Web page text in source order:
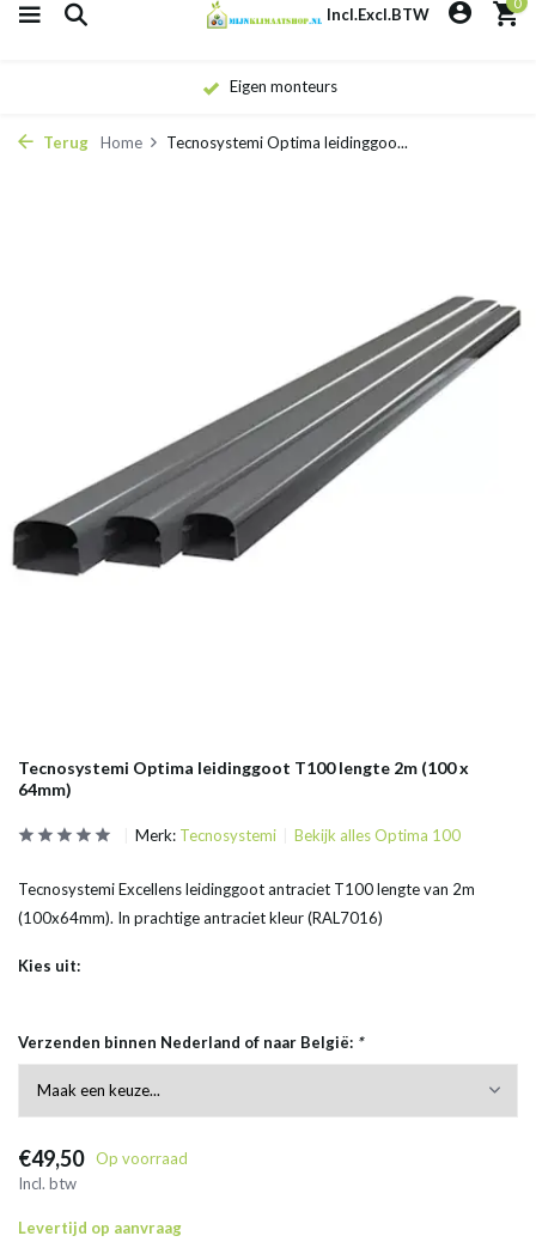
Incl.Excl.BTW
Eigen monteurs
Terug Home Tecnosystemi Optima leidinggoo...
Tecnosystemi Optima leidinggoot T100 lengte 2m (100 x
64mm)
Merk: Tecnosystemi Bekijk alles Optima 100
Tecnosystemi Excellens leidinggoot antraciet T100 lengte van 2m
(100x64mm). In prachtige antraciet kleur (RAL7016)
Kies uit:
Verzenden binnen Nederland of naar België: *
€49,50
Op voorraad
Incl. btw
Levertijd op aanvraag